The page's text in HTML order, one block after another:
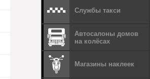
Службы такси
Автосалоны домов
на колёсах
Магазины наклеек